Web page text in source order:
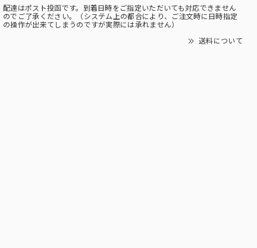
配達はポスト投函です。到着日時をご指定いただいても対応できません
のでご了承ください。（システム上の都合により、ご注文時に日時指定
の操作が出来てしまうのですが実際には承れません）
送料について